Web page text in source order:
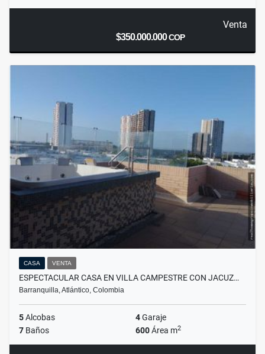
Venta
$350.000.000COP
CASA VENTA
ESPECTACULAR CASA EN VILLA CAMPESTRE CON JACUZ…
Barranquilla, Atlántico, Colombia
5Alcobas 4Garaje
7 Baños 600Área m2